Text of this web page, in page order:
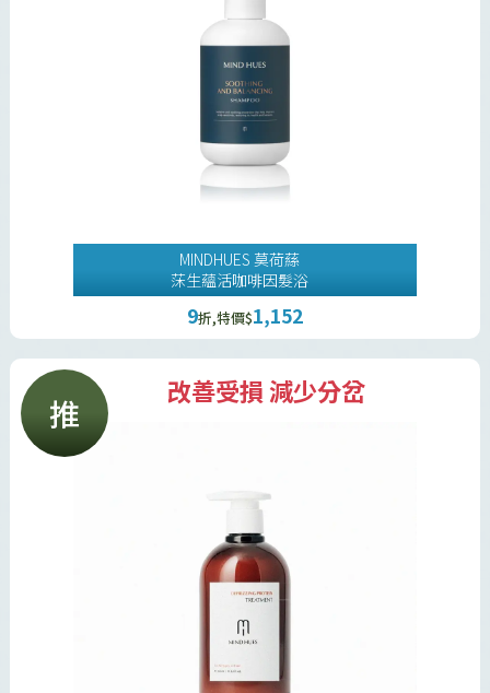
MINDHUES 莫荷蕬
莯生蘊活咖啡因髮浴
9折,特價$1,152
改善受損 減少分岔
推